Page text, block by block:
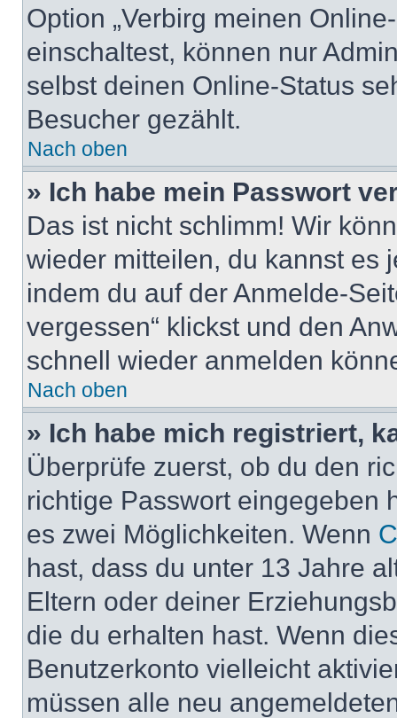
Option „Verbirg meinen
einschaltest, können nur
selbst deinen Online-Status
Besucher gezählt.
Nach oben
» Ich habe mein Passwort
Das ist nicht schlimm! Wir
wieder mitteilen, du kannst es
indem du auf der Anmelde-
vergessen“ klickst und den
schnell wieder anmelden
Nach oben
» Ich habe mich registriert,
Überprüfe zuerst, ob du den
richtige Passwort eingegeben
es zwei Möglichkeiten. Wenn
hast, dass du unter 13 Jahre
Eltern oder deiner
die du erhalten hast. Wenn
Benutzerkonto vielleicht
müssen alle neu